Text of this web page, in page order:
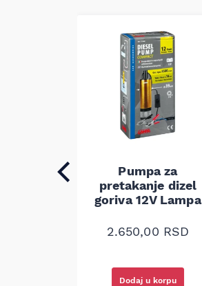
Pumpa za
pretakanje dizel
goriva 12V Lampa
2.650,00 RSD
Dodaj u korpu